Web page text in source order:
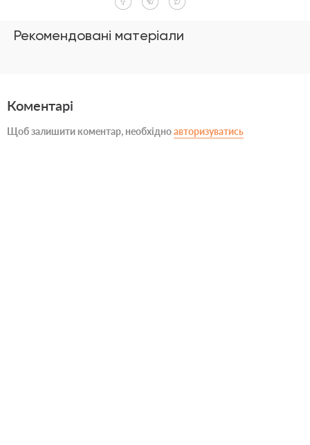
Рекомендовані матеріали
Коментарі
Щоб залишити коментар, необхідноавторизуватись